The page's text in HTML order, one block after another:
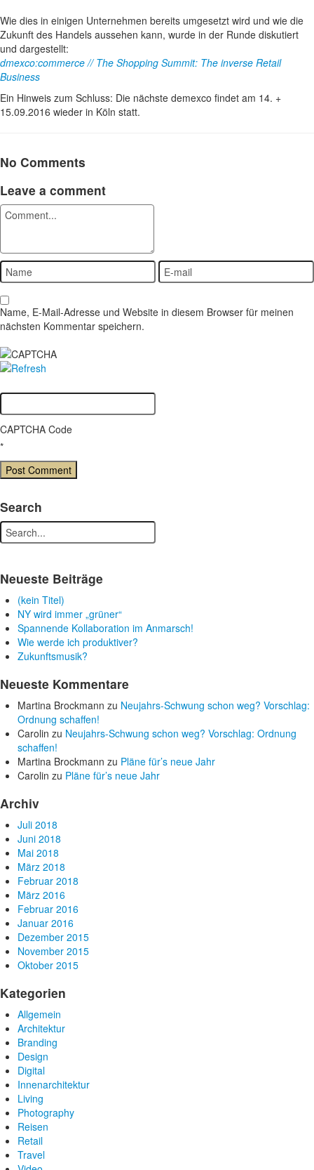
Wie dies in einigen Unternehmen bereits umgesetzt wird und wie die
Zukunft des Handels aussehen kann, wurde in der Runde diskutiert
und dargestellt:
dmexco:commerce // The Shopping Summit: The inverse Retail
Business
Ein Hinweis zum Schluss: Die nächste demexco findet am 14. +
15.09.2016 wieder in Köln statt.
No Comments
Leave a comment
Name, E-Mail-Adresse und Website in diesem Browser für meinen
nächsten Kommentar speichern.
CAPTCHA Code
*
Search
Neueste Beiträge
(kein Titel)
NY wird immer „grüner“
Spannende Kollaboration im Anmarsch!
Wie werde ich produktiver?
Zukunftsmusik?
Neueste Kommentare
Martina Brockmann zu Neujahrs-Schwung schon weg? Vorschlag:
Ordnung schaffen!
Carolin zu Neujahrs-Schwung schon weg? Vorschlag: Ordnung
schaffen!
Martina Brockmann zu Pläne für’s neue Jahr
Carolin zu Pläne für’s neue Jahr
Archiv
Juli 2018
Juni 2018
Mai 2018
März 2018
Februar 2018
März 2016
Februar 2016
Januar 2016
Dezember 2015
November 2015
Oktober 2015
Kategorien
Allgemein
Architektur
Branding
Design
Digital
Innenarchitektur
Living
Photography
Reisen
Retail
Travel